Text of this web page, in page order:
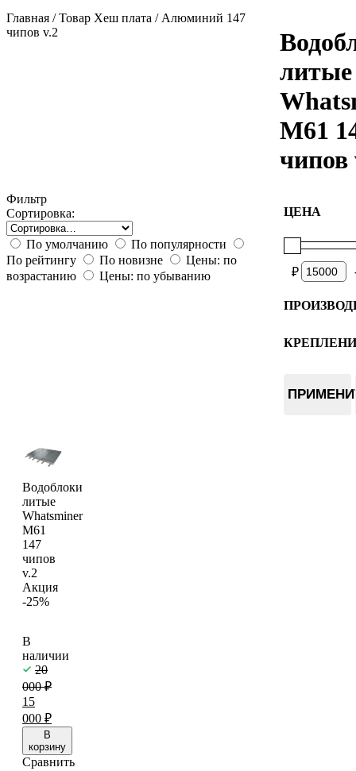
Главная / Товар Хеш плата / Алюминий 147
чипов v.2
литые
M61
чипов
Фильтр
Сортировка:
По умолчанию
По популярности
По рейтингу
По новизне
Цены: по
возрастанию
Цены: по убыванию
ЦЕНА
₽
Водоблоки
литые
Whatsminer
M61
147
чипов
v.2
Акция
-25%
В
наличии
20
000₽
15
000 ₽
В
корзину
Сравнить